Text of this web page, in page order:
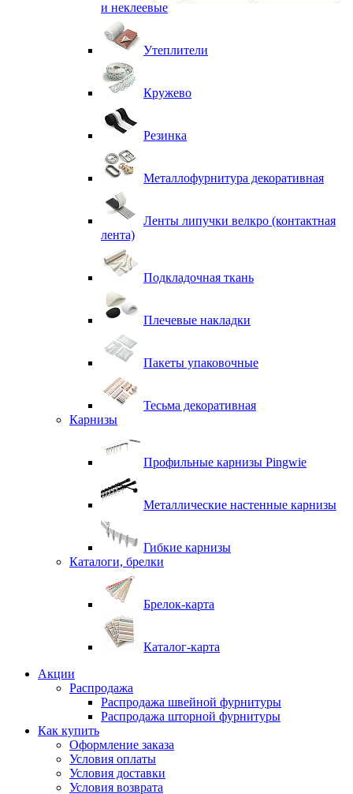
и неклеевые
Утеплители
Кружево
Резинка
Металлофурнитура декоративная
Ленты липучки велкро (контактная
лента)
Подкладочная ткань
Плечевые накладки
Пакеты упаковочные
Тесьма декоративная
Карнизы
Профильные карнизы Pingwie
Металлические настенные карнизы
Гибкие карнизы
Каталоги, брелки
Брелок-карта
Каталог-карта
Акции
Распродажа
Распродажа швейной фурнитуры
Распродажа шторной фурнитуры
Как купить
Оформление заказа
Условия оплаты
Условия доставки
Условия возврата